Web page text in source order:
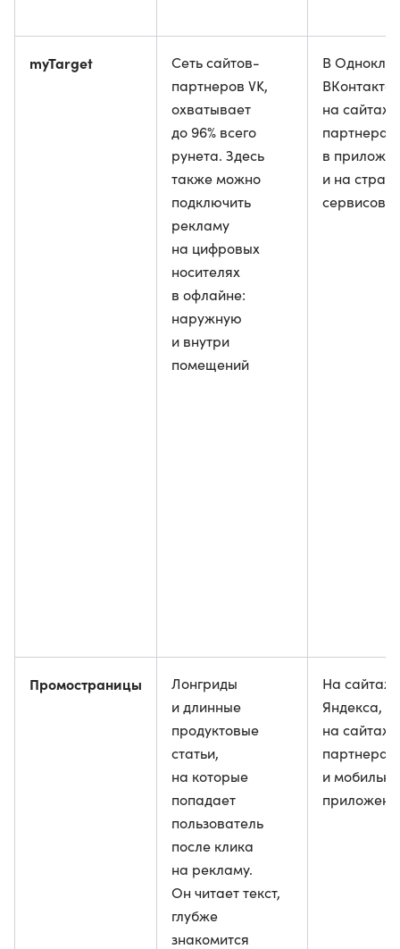
myTarget
Cеть сайтов-
партнеров VK,
охватывает
до 96% всего
рунета. Здесь
также можно
подключить
рекламу
на цифровых
носителях
в офлайне:
наружную
и внутри
помещений
В
ВКонтакте,
на сайтах-
партнерах,
в
и на
сервисов
Промостраницы
Лонгриды
и длинные
продуктовые
статьи,
на которые
попадает
пользователь
после клика
на рекламу.
Он читает текст,
глубже
знакомится
На сайтах
Яндекса, в
на сайтах-
и